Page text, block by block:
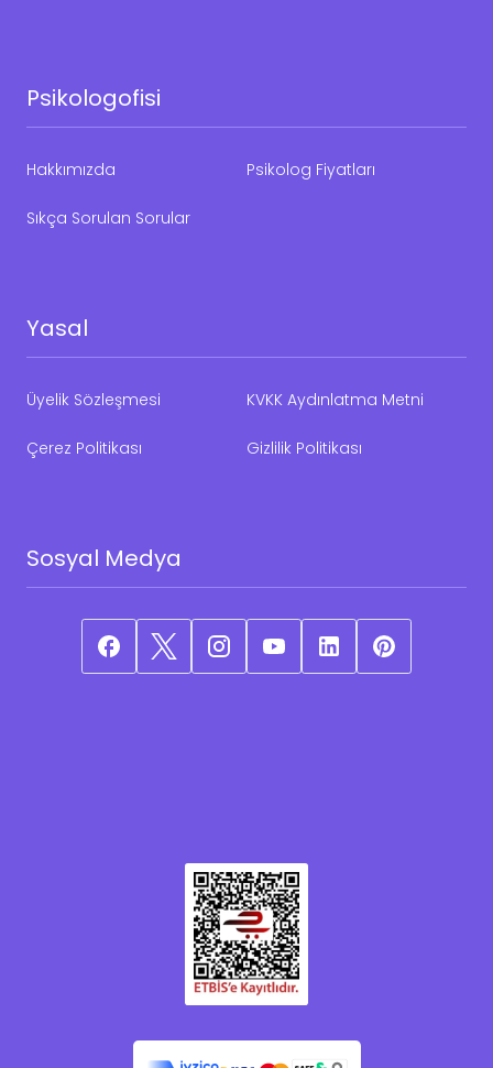
Psikologofisi
Hakkımızda Psikolog Fiyatları
Sıkça Sorulan Sorular
Yasal
Üyelik Sözleşmesi KVKK Aydınlatma Metni
Çerez Politikası Gizlilik Politikası
Sosyal Medya